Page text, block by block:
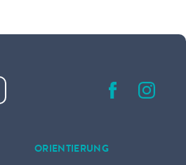
ORIENTIERUNG